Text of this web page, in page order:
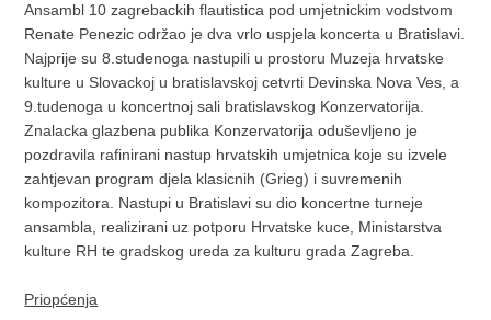
Ansambl 10 zagrebackih flautistica pod umjetnickim vodstvom
Renate Penezic održao je dva vrlo uspjela koncerta u Bratislavi.
Najprije su 8.studenoga nastupili u prostoru Muzeja hrvatske
kulture u Slovackoj u bratislavskoj cetvrti Devinska Nova Ves, a
9.tudenoga u koncertnoj sali bratislavskog Konzervatorija.
Znalacka glazbena publika Konzervatorija oduševljeno je
pozdravila rafinirani nastup hrvatskih umjetnica koje su izvele
zahtjevan program djela klasicnih (Grieg) i suvremenih
kompozitora. Nastupi u Bratislavi su dio koncertne turneje
ansambla, realizirani uz potporu Hrvatske kuce, Ministarstva
kulture RH te gradskog ureda za kulturu grada Zagreba.
Priopćenja